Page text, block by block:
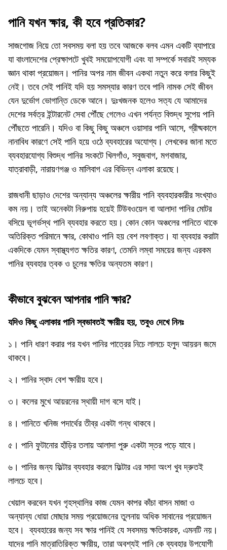
পানি যখন ক্ষার, কী হবে প্রতিকার?
সাজগোজ নিয়ে তো সবসময় বলা হয় তবে আজকে বলব এমন একটি ব্যাপারে
যা বাংলাদেশের প্রেক্ষাপটে খুবই সময়োপযোগী এবং যা সম্পর্কে সবারই সম্যক
জ্ঞান থাকা প্রয়োজন। পানির অপর নাম জীবন একথা নতুন করে বলার কিছুই
নেই। তবে সেই পানিই যদি হয় সমস্যার কারণ তবে পানি নামক সেই জীবন
যেন দুর্ভোগ ভোগান্তি ডেকে আনে। দুঃখজনক হলেও সত্য যে আমাদের
দেশের সর্বত্র ইন্টারনেট সেবা পৌঁছে গেলেও এখন পর্যন্ত বিশুদ্ধ সুপেয় পানি
পৌঁছতে পারেনি। যদিও বা কিছু কিছু অঞ্চলে ওয়াসার পানি আসে, গ্রীষ্মকালে
নানাবিধ কারণে সেই পানি হয়ে ওঠে ব্যবহারের অযোগ্য। লেখকের জানা মতে
ব্যবহারযোগ্য বিশুদ্ধ পানির সংকটে খিলগাঁও, সবুজবাগ, মগবাজার,
যাত্রাবাড়ী, নারায়ণগঞ্জ ও মালিবাগ এর বিভিন্ন এলাকা রয়েছে।
রাজধানী ছাড়াও দেশের অন্যান্য অঞ্চলের ক্ষারীয় পানি ব্যবহারকারীর সংখ্যাও
কম নয়। তাই অনেকটা নিরুপায় হয়েই টিউবওয়েল বা আলাদা পানির মোটর
বসিয়ে ভূগর্ভস্থ পানি ব্যবহার করতে হয়। কোন কোন অঞ্চলের পানিতে থাকে
অতিরিক্ত পরিমানে ক্ষার, কোথাও পানি হয় বেশ লবণাক্ত। যা ব্যবহার করাটা
একদিকে যেমন স্বাস্থ্যগত ক্ষতির কারণ, তেমনি লম্বা সময়ের জন্য এরকম
পানির ব্যবহার ত্বক ও চুলের ক্ষতির অন্যতম কারণ।
কীভাবে বুঝবেন আপনার পানি ক্ষার?
যদিও কিছু এলাকার পানি স্বভাবতই ক্ষারীয় হয়, তবুও দেখে নিনঃ
১। পানি ধারণ করার পর যখন পানির পাত্রের নিচে লালচে হলুদ আয়রন জমে
থাকবে।
২। পানির স্বাদ বেশ ক্ষারীয় হবে।
৩। কলের মুখে আয়রনের স্থায়ী দাগ বসে যাই।
৪। পানিতে খনিজ পদার্থের তীব্র একটা গন্ধ থাকবে।
৫। পানি ফুটানোর হাঁড়ির তলায় আলাদা পুরু একটা স্তর পড়ে যাবে।
৬। পানির জন্য ফিল্টার ব্যবহার করলে ফিল্টার এর সাদা অংশ খুব দ্রুতই
লালচে হবে।
খেয়াল করবেন যখন গৃহস্থালির কাজ যেমন কাপর কাঁচা বাসন মাজা ও
অন্যান্য ধোয়া মোছার সময় প্রয়োজনের তুলনায় অধিক সাবানের প্রয়োজন
হবে। ব্যবহারের জন্য সব ক্ষার পানিই যে সবসময় ক্ষতিকারক, এমনটি নয়।
যাদের পানি মাত্রাতিরিক্ত ক্ষারীয়, তারা অবশ্যই পানি কে ব্যবহার উপযোগী